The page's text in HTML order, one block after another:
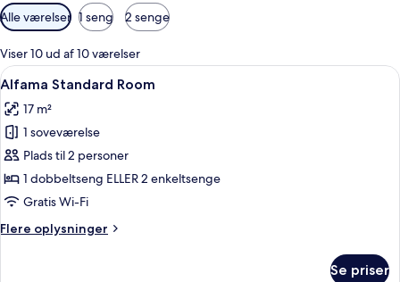
Tilgængelige
filtre
for
værelser
Alle værelser 1 seng 2 senge
Viser 10 ud af 10 værelser
Indlæs
alle
billeder
af
Alfama
Standard
Room
Alfama Standard Room | Egyptiske
5
Alfama Standard Room
17 m²
1 soveværelse
Plads til 2 personer
1 dobbeltseng ELLER 2 enkeltsenge
Gratis Wi-Fi
Flere oplysninger
Flere
Se priser